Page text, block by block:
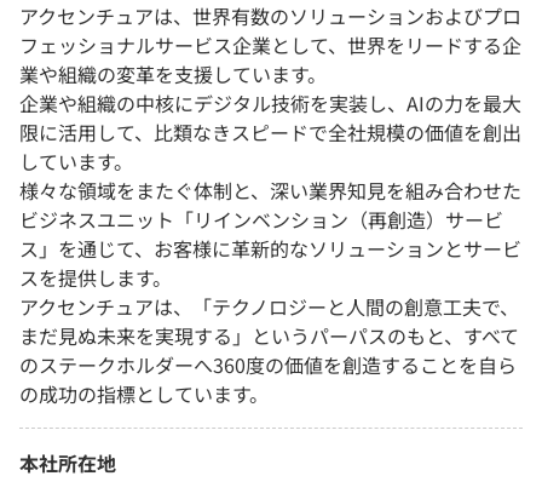
学校向けプラン
契約内容・クーポン
アクセンチュアは、世界有数のソリューションおよびプロ
フェッショナルサービス企業として、世界をリードする企
業や組織の変革を支援しています。
企業や組織の中核にデジタル技術を実装し、AIの力を最大
限に活用して、比類なきスピードで全社規模の価値を創出
しています。
様々な領域をまたぐ体制と、深い業界知見を組み合わせた
ビジネスユニット「リインベンション（再創造）サービ
ス」を通じて、お客様に革新的なソリューションとサービ
スを提供します。
アクセンチュアは、「テクノロジーと人間の創意工夫で、
まだ見ぬ未来を実現する」というパーパスのもと、すべて
のステークホルダーへ360度の価値を創造することを自ら
の成功の指標としています。
本社所在地